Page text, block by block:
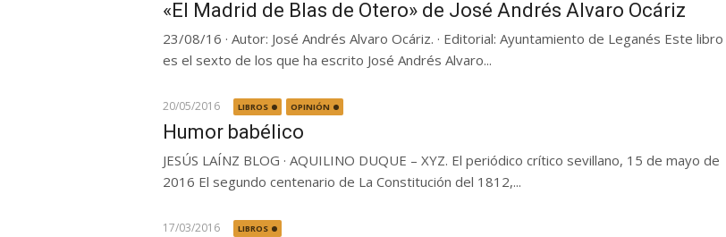
«El Madrid de Blas de Otero» de José Andrés Alvaro Ocáriz
23/08/16 · Autor: José Andrés Alvaro Ocáriz. · Editorial: Ayuntamiento de Leganés Este libro
es el sexto de los que ha escrito José Andrés Alvaro...
20/05/2016 LIBROS OPINIÓN
Humor babélico
JESÚS LAÍNZ BLOG · AQUILINO DUQUE – XYZ. El periódico crítico sevillano, 15 de mayo de
2016 El segundo centenario de La Constitución del 1812,...
17/03/2016 LIBROS